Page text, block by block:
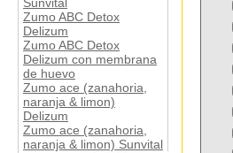
Zumo ABC Detox
Delizum
Zumo ABC Detox
Delizum con membrana
de huevo
Zumo ace (zanahoria,
naranja & limon)
Delizum
Zumo ace (zanahoria,
naranja & limon) Sunvital